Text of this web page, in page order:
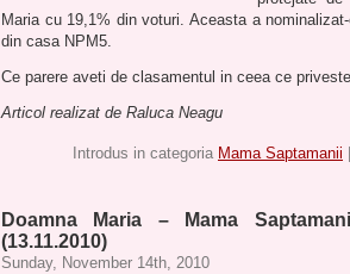
Maria cu 19,1% din voturi. Aceasta a
din casa NPM5.
Ce parere aveti de clasamentul in ceea ce
Articol realizat de Raluca Neagu
Introdus in categoria Mama Saptamanii
Doamna Maria – Mama
(13.11.2010)
Sunday, November 14th, 2010